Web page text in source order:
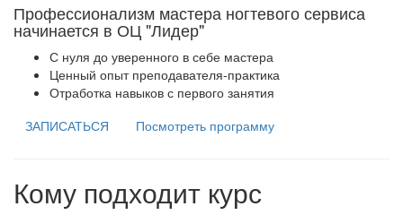
Профессионализм мастера ногтевого сервиса
начинается в ОЦ "Лидер"
С нуля до уверенного в себе мастера
Ценный опыт преподавателя-практика
Отработка навыков с первого занятия
ЗАПИСАТЬСЯ
Посмотреть программу
Кому подходит курс